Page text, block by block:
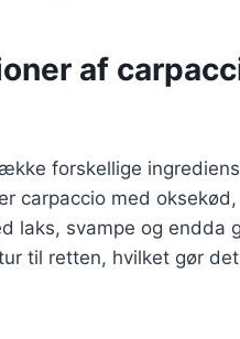
af
forskellige
carpaccio med
laks, svampe og endda
til retten, hvilket gør